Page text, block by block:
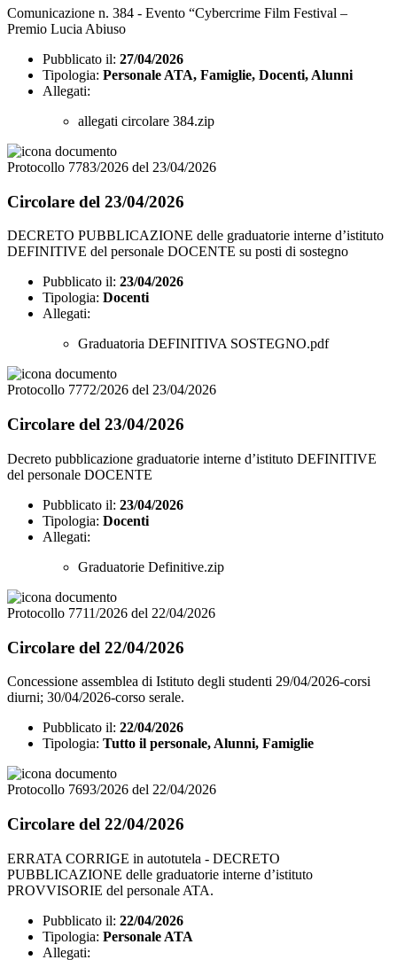
Comunicazione n. 384 - Evento “Cybercrime Film Festival –
Premio Lucia Abiuso
Pubblicato il: 27/04/2026
Tipologia: Personale ATA, Famiglie, Docenti, Alunni
Allegati:
allegati circolare 384.zip
Protocollo 7783/2026 del 23/04/2026
Circolare del 23/04/2026
DECRETO PUBBLICAZIONE delle graduatorie interne d’istituto
DEFINITIVE del personale DOCENTE su posti di sostegno
Pubblicato il: 23/04/2026
Tipologia: Docenti
Allegati:
Graduatoria DEFINITIVA SOSTEGNO.pdf
Protocollo 7772/2026 del 23/04/2026
Circolare del 23/04/2026
Decreto pubblicazione graduatorie interne d’istituto DEFINITIVE
del personale DOCENTE
Pubblicato il: 23/04/2026
Tipologia: Docenti
Allegati:
Graduatorie Definitive.zip
Protocollo 7711/2026 del 22/04/2026
Circolare del 22/04/2026
Concessione assemblea di Istituto degli studenti 29/04/2026-corsi
diurni; 30/04/2026-corso serale.
Pubblicato il: 22/04/2026
Tipologia: Tutto il personale, Alunni, Famiglie
Protocollo 7693/2026 del 22/04/2026
Circolare del 22/04/2026
ERRATA CORRIGE in autotutela - DECRETO
PUBBLICAZIONE delle graduatorie interne d’istituto
PROVVISORIE del personale ATA.
Pubblicato il: 22/04/2026
Tipologia: Personale ATA
Allegati: